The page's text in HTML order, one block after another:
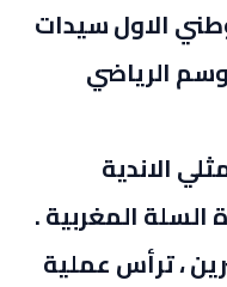
الاول سيدات
الرياضي
الاندية
المغربية .
، ترأس عملية